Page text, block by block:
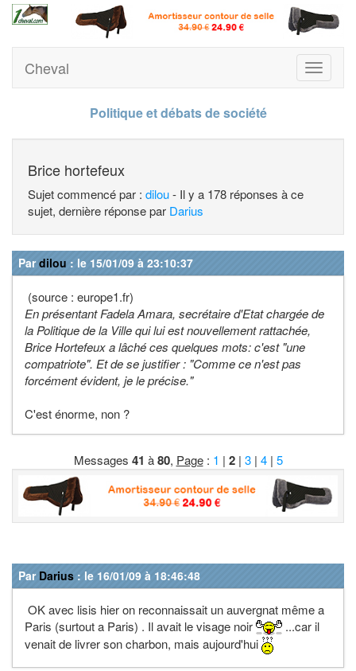
Toggle
Cheval
Politique et débats de société
Brice hortefeux
Sujet commencé par : dilou- Il y a 178 réponses à ce
sujet, dernière réponse par Darius
Pardilou : le 15/01/09 à 23:10:37
(source : europe1.fr)
En présentant Fadela Amara, secrétaire d'Etat chargée de
la Politique de la Ville qui lui est nouvellement rattachée,
Brice Hortefeux a lâché ces quelques mots: c'est "une
compatriote". Et de se justifier : "Comme ce n'est pas
forcément évident, je le précise."
C'est énorme, non ?
Messages 41 à80, Page: 1 | 2| 3| 4| 5
Par Darius : le 16/01/09 à 18:46:48
OK avec lisis hier on reconnaissait un auvergnat même a
Paris (surtout a Paris) . Il avait le visage noir
...car il
venait de livrer son charbon, mais aujourd'hui